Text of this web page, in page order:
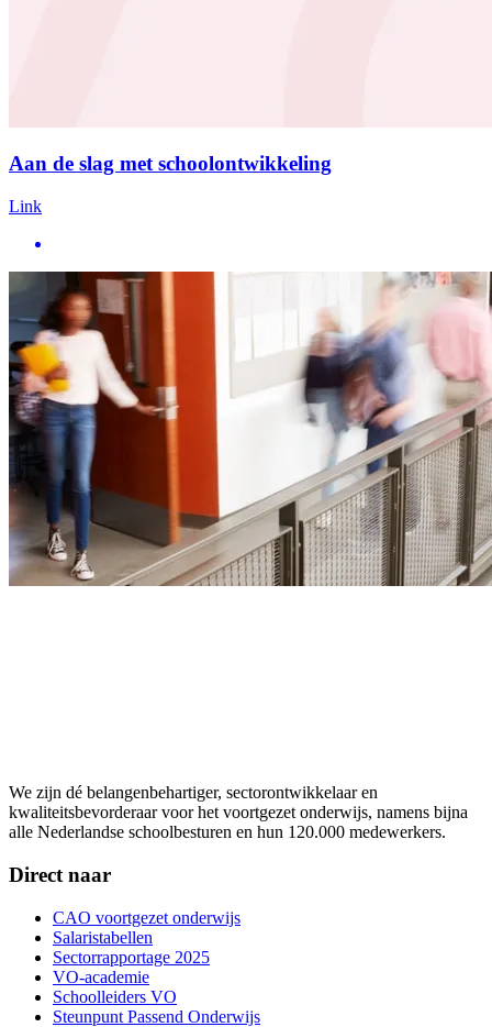
Aan de slag met schoolontwikkeling
Link
We zijn dé belangenbehartiger, sectorontwikkelaar en
kwaliteitsbevorderaar voor het voortgezet onderwijs, namens bijna
alle Nederlandse schoolbesturen en hun 120.000 medewerkers.
Direct naar
CAO voortgezet onderwijs
Salaristabellen
Sectorrapportage 2025
VO-academie
Schoolleiders VO
Steunpunt Passend Onderwijs